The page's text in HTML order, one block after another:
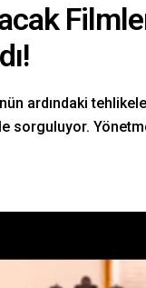
ardındaki
sorguluyor.